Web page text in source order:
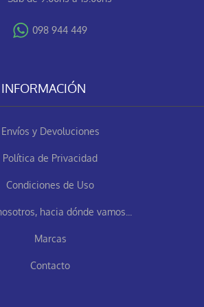
098 944 449
INFORMACIÓN
Envíos y Devoluciones
Política de Privacidad
Condiciones de Uso
hacia dónde vamos...
Marcas
Contacto